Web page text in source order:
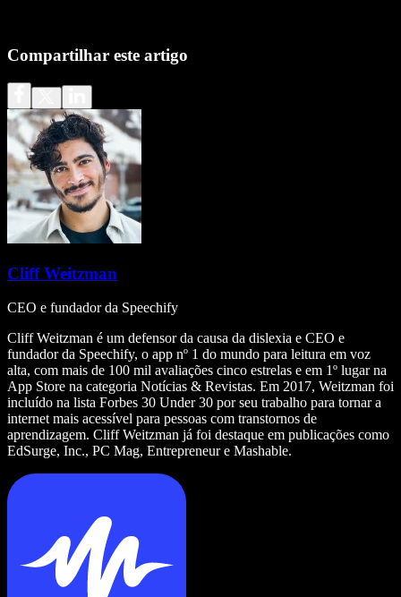
Compartilhar este artigo
Cliff Weitzman
CEO e fundador da Speechify
Cliff Weitzman é um defensor da causa da dislexia e CEO e
fundador da Speechify, o app nº 1 do mundo para leitura em voz
alta, com mais de 100 mil avaliações cinco estrelas e em 1º lugar na
App Store na categoria Notícias & Revistas. Em 2017, Weitzman foi
incluído na lista Forbes 30 Under 30 por seu trabalho para tornar a
internet mais acessível para pessoas com transtornos de
aprendizagem. Cliff Weitzman já foi destaque em publicações como
EdSurge, Inc., PC Mag, Entrepreneur e Mashable.